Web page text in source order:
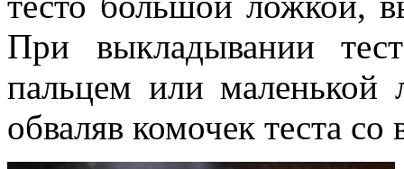
При выкладывании
пальцем или
обваляв комочек теста со